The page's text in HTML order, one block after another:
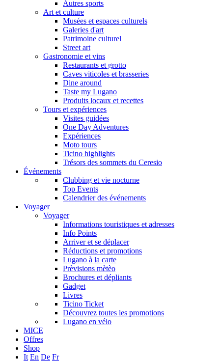
Autres sports
Art et culture
Musées et espaces culturels
Galeries d'art
Patrimoine culturel
Street art
Gastronomie et vins
Restaurants et grotto
Caves viticoles et brasseries
Dine around
Taste my Lugano
Produits locaux et recettes
Tours et expériences
Visites guidées
One Day Adventures
Expériences
Moto tours
Ticino highlights
Trésors des sommets du Ceresio
Événements
Clubbing et vie nocturne
Top Events
Calendrier des événements
Voyager
Voyager
Informations touristiques et adresses
Info Points
Arriver et se déplacer
Réductions et promotions
Lugano à la carte
Prèvisions mètèo
Brochures et dépliants
Gadget
Livres
Ticino Ticket
Découvrez toutes les promotions
Lugano en vélo
MICE
Offres
Shop
It En De Fr